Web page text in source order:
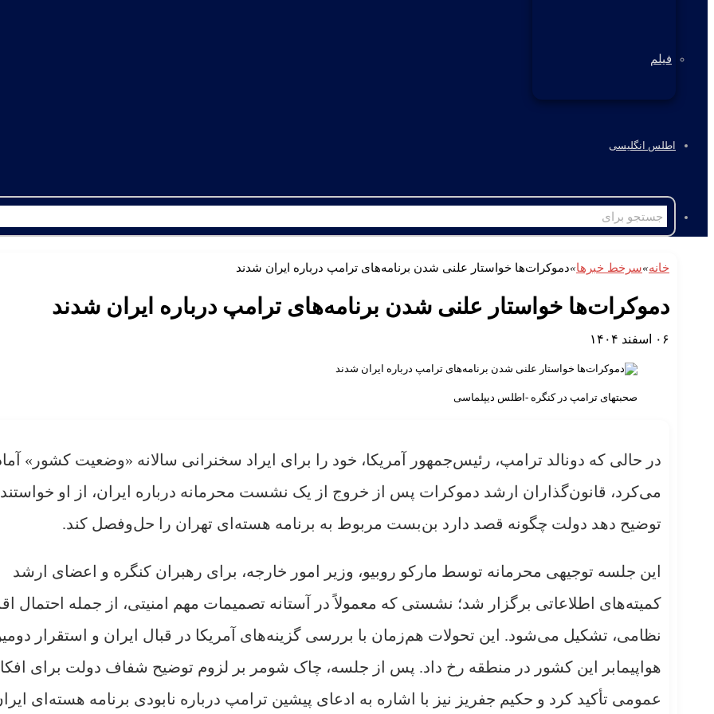
فیلم
اطلس انگلیسی
خانه»سرخط خبرها»دموکرات‌ها خواستار علنی شدن برنامه‌های ترامپ درباره ایران شدند
دموکرات‌ها خواستار علنی شدن برنامه‌های ترامپ درباره ایران شدند
۰۶ اسفند ۱۴۰۴
صحبتهای ترامپ در کنگره -اطلس دیپلماسی
در حالی که دونالد ترامپ، رئیس‌جمهور آمریکا، خود را برای ایراد سخنرانی سالانه «وضعیت کشور»
می‌کرد، قانون‌گذاران ارشد دموکرات پس از خروج از یک نشست محرمانه درباره ایران، از او خواستند
توضیح دهد دولت چگونه قصد دارد بن‌بست مربوط به برنامه هسته‌ای تهران را حل‌وفصل کند.
این جلسه توجیهی محرمانه توسط مارکو روبیو، وزیر امور خارجه، برای رهبران کنگره و اعضای ارشد
کمیته‌های اطلاعاتی برگزار شد؛ نشستی که معمولاً در آستانه تصمیمات مهم امنیتی، از جمله احتمال
نظامی، تشکیل می‌شود. این تحولات هم‌زمان با بررسی گزینه‌های آمریکا در قبال ایران و استقرار
هواپیمابر این کشور در منطقه رخ داد. پس از جلسه، چاک شومر بر لزوم توضیح شفاف دولت برای
عمومی تأکید کرد و حکیم جفریز نیز با اشاره به ادعای پیشین ترامپ درباره نابودی برنامه هسته‌ای